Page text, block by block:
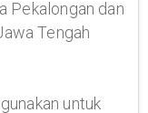
Pekalongan dan
Tengah
untuk